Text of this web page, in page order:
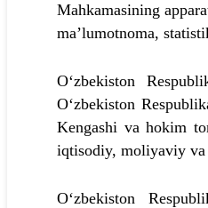
Mahkamasining
ma’lumotnoma,
O‘zbekiston
O‘zbekiston
Kengashi va hokim
iqtisodiy, moliyaviy va
O‘zbekiston